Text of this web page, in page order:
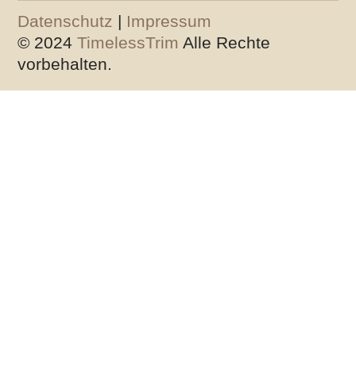
Datenschutz | Impressum
© 2024TimelessTrim Alle Rechte
vorbehalten.